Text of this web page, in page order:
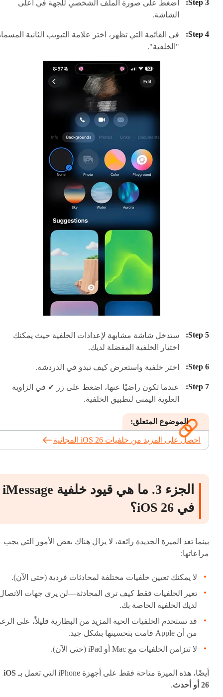
اضغط على صورة الملف الشخصي للجهة في أعلى
الشاشة.
في القائمة التي تظهر، اختر علامة التبويب الثانية
"الخلفية".
ستدخل شاشة مشابهة لإعدادات الخلفية حيث يمكنك
اختيار الخلفية المفضلة لديك.
اختر خلفية واستعرض كيف تبدو في الدردشة.
عندما تكون راضيًا عنها، اضغط على زر ✔ في الزاوية
العلوية اليمنى لتطبيق الخلفية.
الموضوع المتعلق:
احصل على المزيد من خلفيات iOS 26 المجانية
الجزء 3. ما هي قيود خلفية iMessage
في iOS 26؟
بينما تعد الميزة الجديدة رائعة، لا يزال هناك بعض الأمور التي يجب
مراعاتها:
لا يمكنك تعيين خلفيات مختلفة لمحادثات فردية (حتى الآن).
تغير الخلفيات فقط كيف ترى المحادثة—لن يرى جهات
لديك الخلفية الخاصة بك.
قد تستخدم الخلفيات الحية المزيد من البطارية قليلاً، على
من أن Apple قامت بتحسينها بشكل جيد.
لا تتزامن الخلفيات مع Mac أو iPad (حتى الآن).
أيضًا، هذه الميزة متاحة فقط على أجهزة iPhone التي تعمل بـ
iOS
26 أو أحدث
.